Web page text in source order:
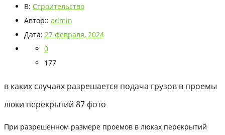
В: Строительство
Автор:: admin
Дата: 27 февраля, 2024
0
177
в каких случаях разрешается подача грузов в проемы
люки перекрытий 87 фото
При разрешенном размере проемов в люках перекрытий